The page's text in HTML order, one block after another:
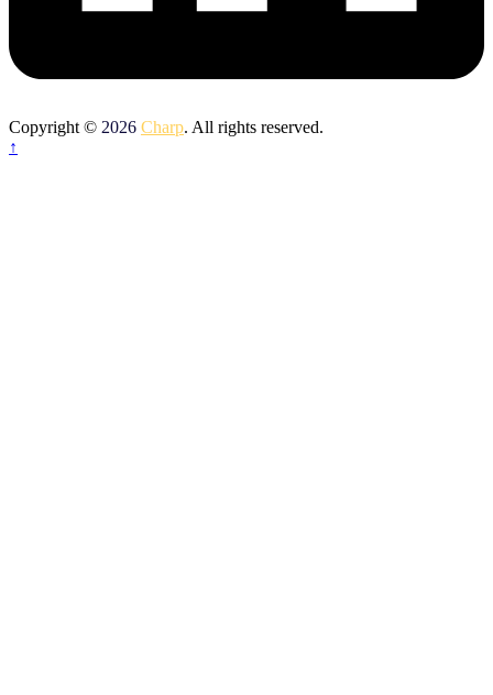
Copyright © 2026 Charp. All rights reserved.
↑